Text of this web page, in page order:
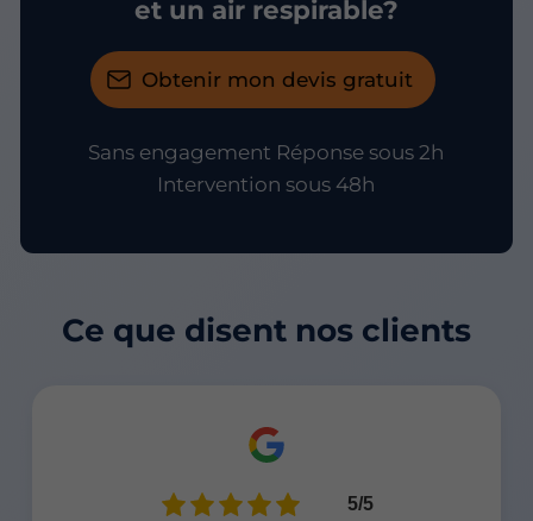
et un air respirable?
Obtenir mon devis gratuit
Sans engagement Réponse sous 2h
Intervention sous 48h
Ce que disent nos clients